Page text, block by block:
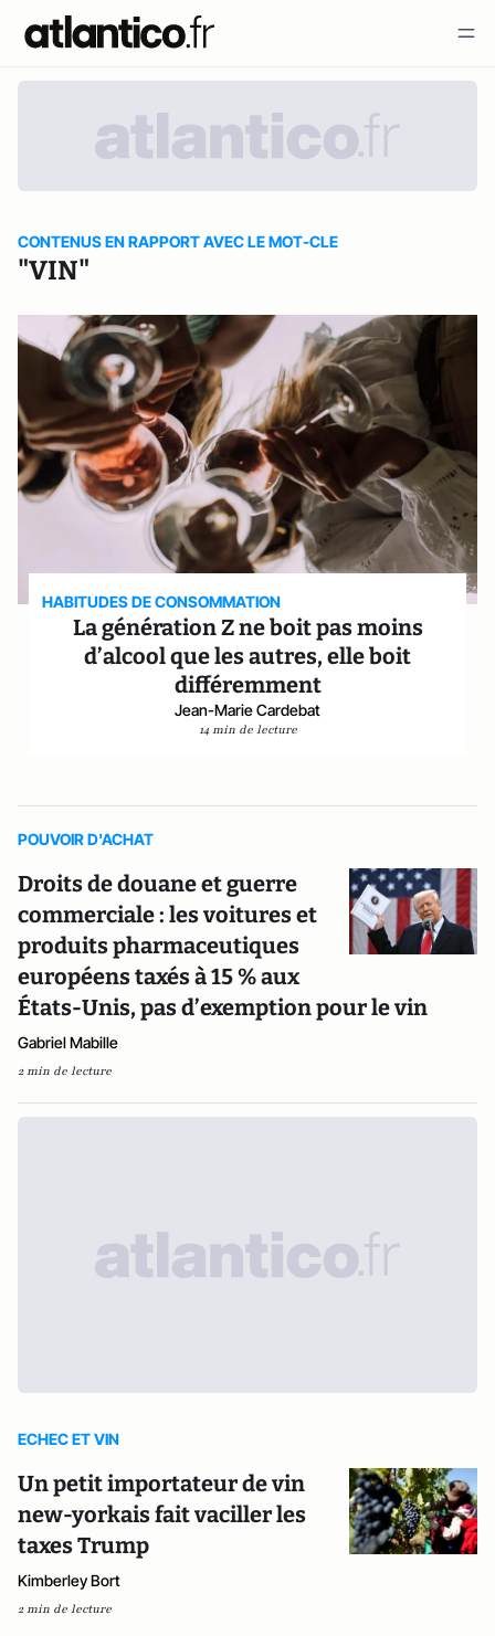
CONTENUS EN RAPPORT AVEC LE MOT-CLE
"VIN"
HABITUDES DE CONSOMMATION
La génération Z ne boit pas moins
d’alcool que les autres, elle boit
différemment
Jean-Marie Cardebat
14 min de lecture
POUVOIR D'ACHAT
Droits de douane et guerre
commerciale : les voitures et
produits pharmaceutiques
européens taxés à 15 % aux
États-Unis, pas d’exemption pour le vin
Gabriel Mabille
2 min de lecture
ECHEC ET VIN
Un petit importateur de vin
new-yorkais fait vaciller les
taxes Trump
Kimberley Bort
2 min de lecture